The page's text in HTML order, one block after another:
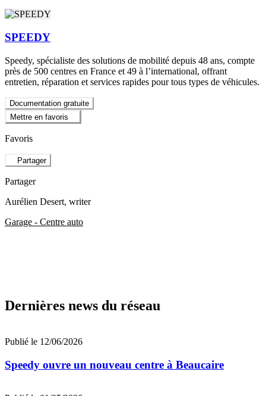
SPEEDY
Speedy, spécialiste des solutions de mobilité depuis 48 ans, compte
près de 500 centres en France et 49 à l’international, offrant
entretien, réparation et services rapides pour tous types de véhicules.
Documentation gratuite
Mettre en favoris
Favoris
Partager
Partager
Aurélien Desert, writer
Garage - Centre auto
Dernières news du réseau
Publié le 12/06/2026
Speedy ouvre un nouveau centre à Beaucaire